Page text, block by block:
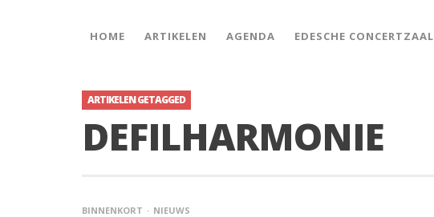
HOME ARTIKELEN AGENDA EDESCHE CONCERTZAAL
ARTIKELEN GETAGGED
DEFILHARMONIE
BINNENKORT NIEUWS